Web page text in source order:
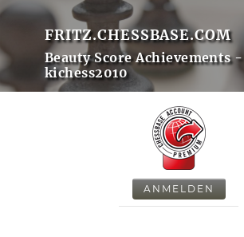
FRITZ.CHESSBASE.COM
Beauty Score Achievements -
kichess2010
ANMELDEN